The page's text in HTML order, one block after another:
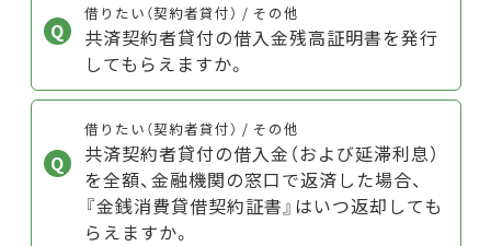
借りたい（契約者貸付） / その他
共済契約者貸付の借入金残高証明書を発行
してもらえますか。
借りたい（契約者貸付） / その他
共済契約者貸付の借入金（および延滞利息）
を全額、金融機関の窓口で返済した場合、
『金銭消費貸借契約証書』はいつ返却しても
らえますか。